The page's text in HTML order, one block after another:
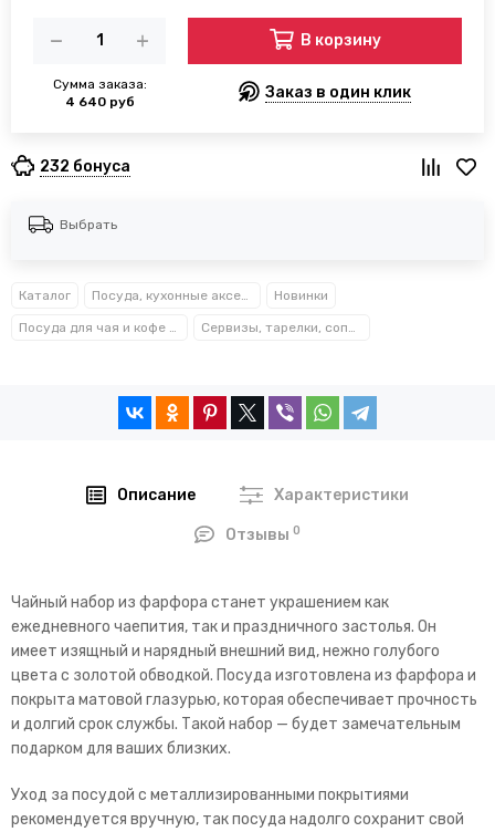
Сумма заказа:
4 640 руб
В корзину
Заказ в один клик
232 бонуса
Выбрать
Каталог Посуда, кухонные аксессуары и принадлежности TM Kamille TM Ofenbach Новинки
Посуда для чая и кофе Kamille™ Сервизы, тарелки, сопутствующие
Описание Характеристики
Отзывы0
Чайный набор из фарфора станет украшением как
ежедневного чаепития, так и праздничного застолья. Он
имеет изящный и нарядный внешний вид, нежно голубого
цвета с золотой обводкой. Посуда изготовлена из фарфора и
покрыта матовой глазурью, которая обеспечивает прочность
и долгий срок службы. Такой набор — будет замечательным
подарком для ваших близких.
Уход за посудой с металлизированными покрытиями
рекомендуется вручную, так посуда надолго сохранит свой